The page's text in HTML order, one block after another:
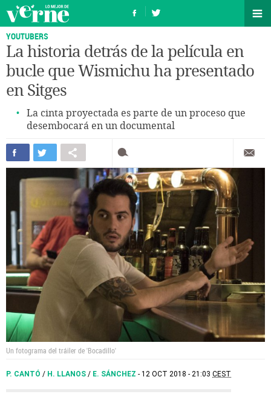
YOUTUBERS
La historia detrás de la película en
bucle que Wismichu ha presentado
en Sitges
La cinta proyectada es parte de un proceso que
desembocará en un documental
Un fotograma del tráiler de 'Bocadillo'
P. CANTÓ / H. LLANOS / E. SÁNCHEZ 12 OCT 2018 - 21:03 CEST